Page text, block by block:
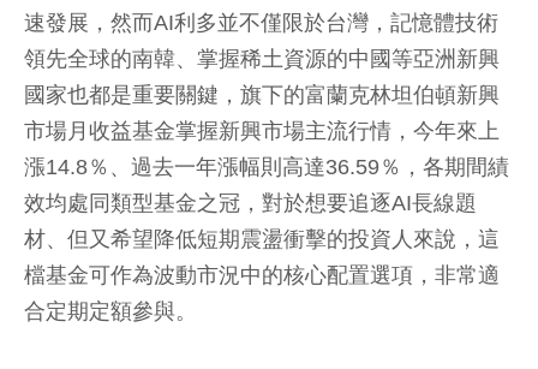
速發展，然而AI利多並不僅限於台灣，記憶體技術
領先全球的南韓、掌握稀土資源的中國等亞洲新興
國家也都是重要關鍵，旗下的富蘭克林坦伯頓新興
市場月收益基金掌握新興市場主流行情，今年來上
漲14.8％、過去一年漲幅則高達36.59％，各期間績
效均處同類型基金之冠，對於想要追逐AI長線題
材、但又希望降低短期震盪衝擊的投資人來說，這
檔基金可作為波動市況中的核心配置選項，非常適
合定期定額參與。